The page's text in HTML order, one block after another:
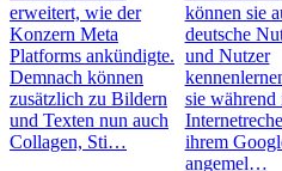
erweitert, wie der
Konzern Meta
Platforms ankündigte.
Demnach können
zusätzlich zu Bildern
und Texten nun auch
Collagen, Sti…
können sie
deutsche
und Nutzer
sie während
ihrem
angemel…